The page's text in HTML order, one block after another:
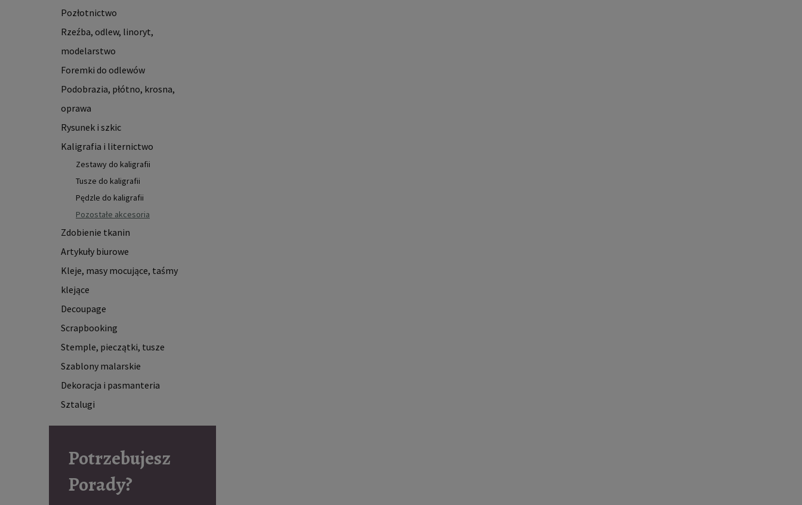
Pozłotnictwo
Rzeźba, odlew, linoryt,
modelarstwo
Foremki do odlewów
Podobrazia, płótno, krosna,
oprawa
Rysunek i szkic
Kaligrafia i liternictwo
Zestawy do kaligrafii
Tusze do kaligrafii
Pędzle do kaligrafii
Pozostałe akcesoria
Zdobienie tkanin
Artykuły biurowe
Kleje, masy mocujące, taśmy
klejące
Decoupage
Scrapbooking
Stemple, pieczątki, tusze
Szablony malarskie
Dekoracja i pasmanteria
Sztalugi
Potrzebujesz
Porady?